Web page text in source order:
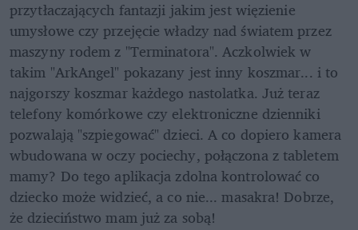
przytłaczających fantazji jakim jest więzienie
umysłowe czy przejęcie władzy nad światem przez
maszyny rodem z "Terminatora". Aczkolwiek w
takim "ArkAngel" pokazany jest inny koszmar... i to
najgorszy koszmar każdego nastolatka. Już teraz
telefony komórkowe czy elektroniczne dzienniki
pozwalają "szpiegować" dzieci. A co dopiero kamera
wbudowana w oczy pociechy, połączona z tabletem
mamy? Do tego aplikacja zdolna kontrolować co
dziecko może widzieć, a co nie... masakra! Dobrze,
że dzieciństwo mam już za sobą!